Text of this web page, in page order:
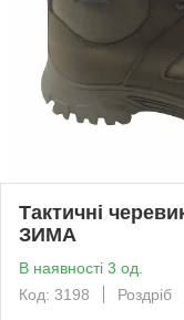
Тактичні
ЗИМА
В наявності 3 од.
Код: 3198
Роздріб